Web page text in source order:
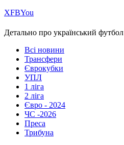
ХFBYou
Детально про український футбол
Всі новини
Трансфери
Єврокубки
УПЛ
1 ліга
2 ліга
Євро - 2024
ЧС -2026
Преса
Трибуна